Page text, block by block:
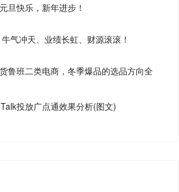
旦快乐，新年进步！
气冲天、业绩长虹、财源滚滚！
鲁班二类电商，冬季爆品的选品方向全
投放广点通效果分析(图文)